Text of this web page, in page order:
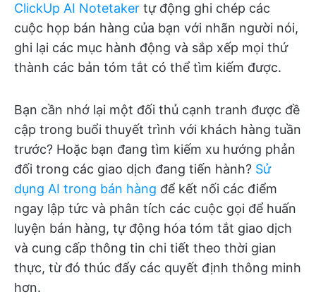
ClickUp AI Notetaker tự động ghi chép các
cuộc họp bán hàng của bạn với nhãn người nói,
ghi lại các mục hành động và sắp xếp mọi thứ
thành các bản tóm tắt có thể tìm kiếm được.
Bạn cần nhớ lại một đối thủ cạnh tranh được đề
cập trong buổi thuyết trình với khách hàng tuần
trước? Hoặc bạn đang tìm kiếm xu hướng phản
đối trong các giao dịch đang tiến hành? Sử
dụng AI trong bán hàng để kết nối các điểm
ngay lập tức và phân tích các cuộc gọi để huấn
luyện bán hàng, tự động hóa tóm tắt giao dịch
và cung cấp thông tin chi tiết theo thời gian
thực, từ đó thúc đẩy các quyết định thông minh
hơn.